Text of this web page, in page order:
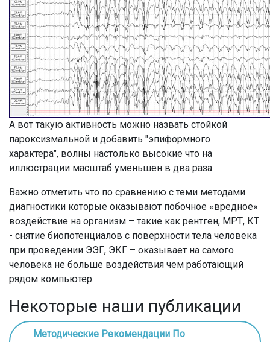
А вот такую активность можно назвать стойкой
пароксизмальной и добавить "эпиформного
характера", волны настолько высокие что на
иллюстрации масштаб уменьшен в два раза.
Важно отметить что по сравнению с теми методами
диагностики которые оказывают побочное «вредное»
воздействие на организм – такие как рентген, МРТ, КТ
- снятие биопотенциалов с поверхности тела человека
при проведении ЭЭГ, ЭКГ – оказывает на самого
человека не больше воздействия чем работающий
рядом компьютер.
Некоторые наши публикации
Методические Рекомендации По